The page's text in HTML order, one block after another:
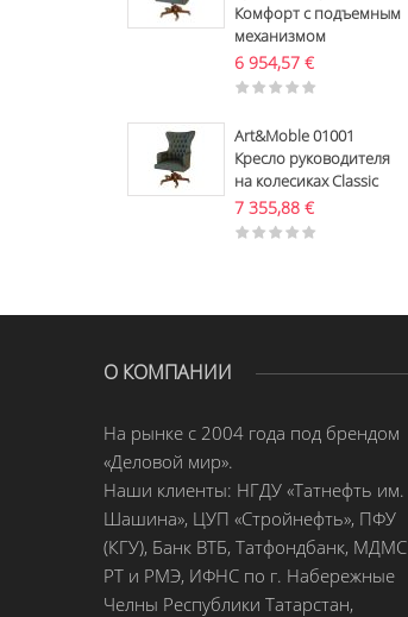
Комфорт с подъемным
механизмом
6 954,57 €
Art&Moble 01001
Кресло руководителя
на колесиках Classic
7 355,88 €
О КОМПАНИИ
На рынке с 2004 года под брендом
«Деловой мир».
Наши клиенты: НГДУ «Татнефть им.
Шашина», ЦУП «Стройнефть», ПФУ
(КГУ), Банк ВТБ, Татфондбанк, МДМС
РТ и РМЭ, ИФНС по г. Набережные
Челны Республики Татарстан,